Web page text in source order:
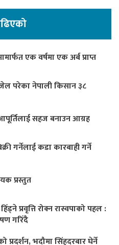
एक वर्षमा एक अर्ब प्राप्त
परेका नेपाली किसान ३८
सहज बनाउन आग्रह
गर्नेलाई कडा कारबाही गर्ने
प्रस्तुत
प्रवृत्ति रोक्न रास्वपाको पहल :
गरिँदै
भदौमा सिंहदरबार घेर्ने